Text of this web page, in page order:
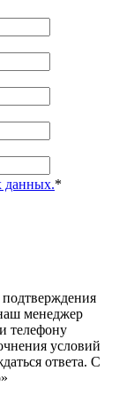
данных.*
менеджер
телефону
условий
ответа. С